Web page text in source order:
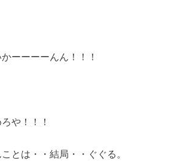
ーーーーんん！！！
や！！！
とは・・結局・・ぐぐる。